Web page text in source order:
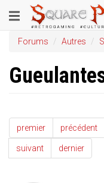
au
contenu
principal
Toggle
navigation
Forums Autres
premier précédent
suivant dernier